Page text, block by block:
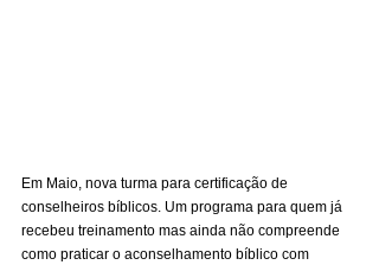
Em Maio, nova turma para certificação de
conselheiros bíblicos. Um programa para quem já
recebeu treinamento mas ainda não compreende
como praticar o aconselhamento bíblico com